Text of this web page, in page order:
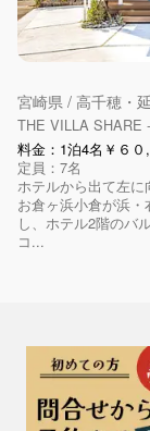
宮崎県 / 高千穂・
THE VILLA SHARE
料金：1泊4名￥６０
定員：7名
ホテルから出て左
お倉ヶ浜小倉が浜
し、ホテル2階のバ
コ...